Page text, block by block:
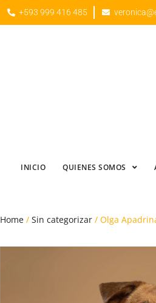
+593 999 416 485
INICIO QUIENES SOMOS
Home / Sin categorizar / Olga